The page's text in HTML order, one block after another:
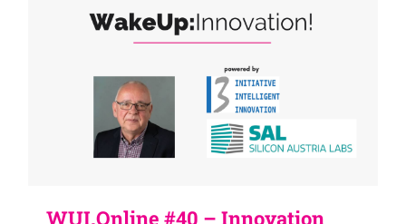
WUI.Online #40 – Innovation